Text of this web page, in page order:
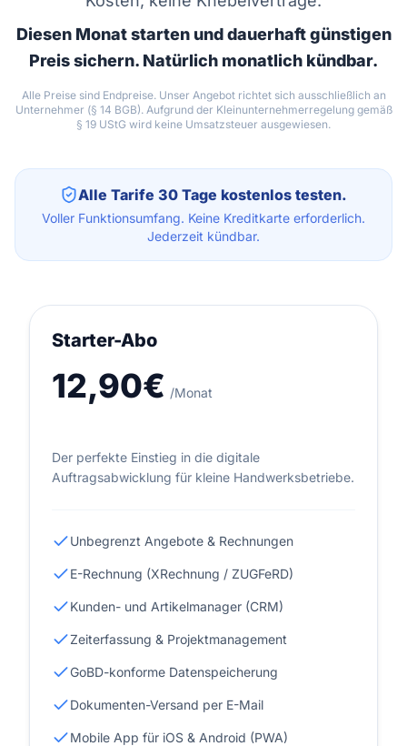
Diesen Monat starten und dauerhaft günstigen
Preis sichern. Natürlich monatlich kündbar.
Alle Preise sind Endpreise. Unser Angebot richtet sich ausschließlich an
Unternehmer (§ 14 BGB). Aufgrund der Kleinunternehmerregelung gemäß
§ 19 UStG wird keine Umsatzsteuer ausgewiesen.
Alle Tarife 30 Tage kostenlos testen.
Voller Funktionsumfang. Keine Kreditkarte erforderlich.
Jederzeit kündbar.
Starter-Abo
12,90€ /Monat
Der perfekte Einstieg in die digitale
Auftragsabwicklung für kleine Handwerksbetriebe.
Unbegrenzt Angebote & Rechnungen
E-Rechnung (XRechnung / ZUGFeRD)
Kunden- und Artikelmanager (CRM)
Zeiterfassung & Projektmanagement
GoBD-konforme Datenspeicherung
Dokumenten-Versand per E-Mail
Mobile App für iOS & Android (PWA)